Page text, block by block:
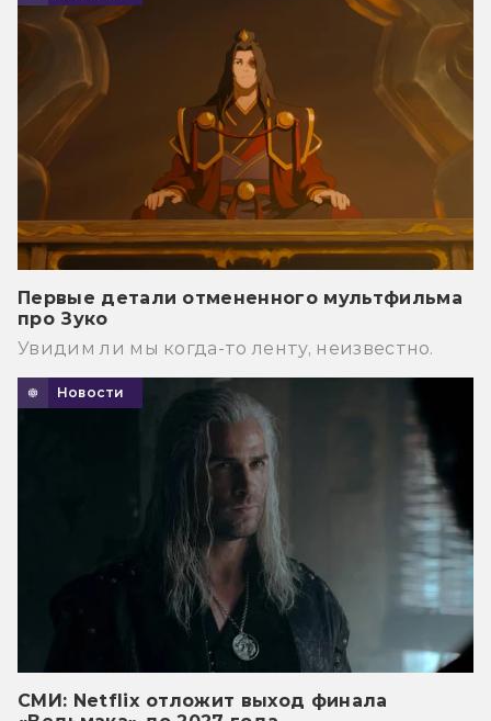
Первые детали отмененного мультфильма
про Зуко
Увидим ли мы когда-то ленту, неизвестно.
Новости
СМИ: Netflix отложит выход финала